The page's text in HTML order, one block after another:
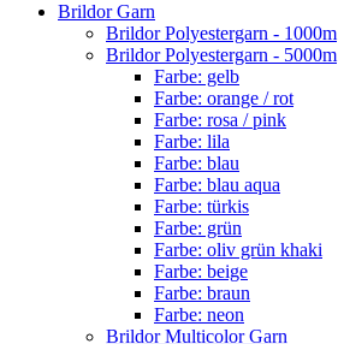
Brildor Garn
Brildor Polyestergarn - 1000m
Brildor Polyestergarn - 5000m
Farbe: gelb
Farbe: orange / rot
Farbe: rosa / pink
Farbe: lila
Farbe: blau
Farbe: blau aqua
Farbe: türkis
Farbe: grün
Farbe: oliv grün khaki
Farbe: beige
Farbe: braun
Farbe: neon
Brildor Multicolor Garn